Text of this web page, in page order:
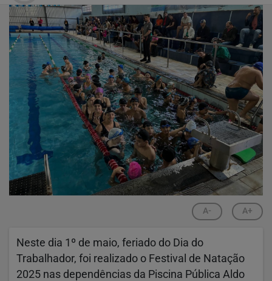
A- A+
Neste dia 1º de maio, feriado do Dia do
Trabalhador, foi realizado o Festival de Natação
2025 nas dependências da Piscina Pública Aldo